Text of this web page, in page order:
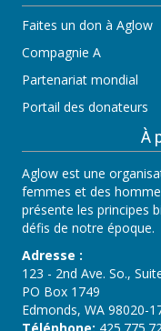
Faites un don à Aglow
Compagnie A
Partenariat mondial
Portail des donateurs
À
Aglow est une
femmes et des
présente les principes
défis de notre époque.
Adresse :
123 - 2nd Ave. So.,
PO Box 1749
Edmonds, WA 98020-